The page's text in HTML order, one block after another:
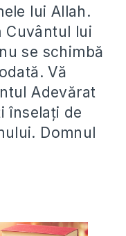
lui Allah.
Cuvântul lui
se schimbă
Vă
Adevărat
înselaţi de
Domnul